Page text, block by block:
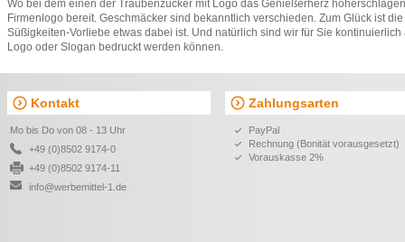
Wo bei dem einen der Traubenzucker mit Logo das Genießerherz
Firmenlogo bereit. Geschmäcker sind bekanntlich verschieden. Zum Glück ist die
Süßigkeiten-Vorliebe etwas dabei ist. Und natürlich sind wir für Sie
Logo oder Slogan bedruckt werden können.
Kontakt
Mo bis Do von 08 - 13 Uhr
+49 (0)8502 9174-0
+49 (0)8502 9174-11
info@werbemittel-1.de
Zahlungsarten
PayPal
Rechnung (Bonität vorausgesetzt)
Vorauskasse 2%